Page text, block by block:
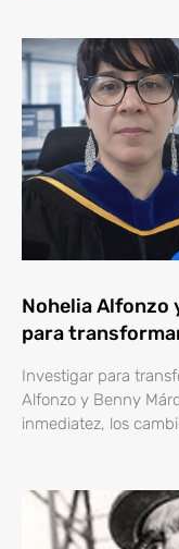
Nohelia Alfonzo
para
Investigar para
Alfonzo y Benny
inmediatez, los